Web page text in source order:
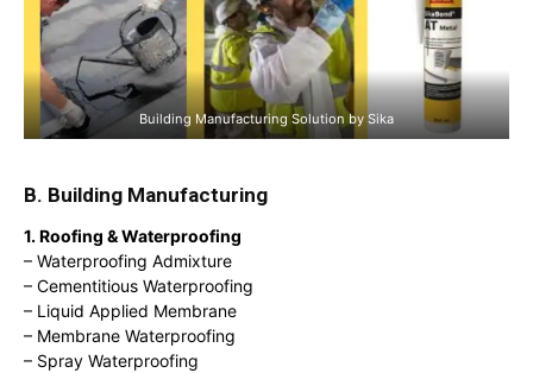
Building Manufacturing Solution by Sika
B. Building Manufacturing
1. Roofing & Waterproofing
– Waterproofing Admixture
– Cementitious Waterproofing
– Liquid Applied Membrane
– Membrane Waterproofing
– Spray Waterproofing